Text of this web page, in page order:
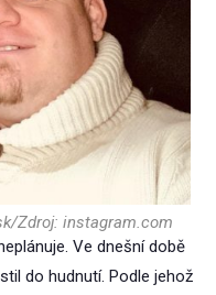
Zdroj: instagram.com
Ve dnešní době
do hudnutí. Podle jehož